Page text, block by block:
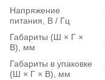
Напряжение
питания, В / Гц
Габариты (Ш × Г ×
В), мм
Габариты в упаковке
(Ш × Г × В), мм